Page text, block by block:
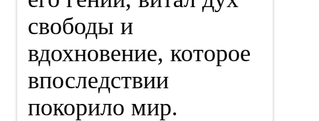
свободы и
вдохновение, которое
впоследствии
покорило мир.